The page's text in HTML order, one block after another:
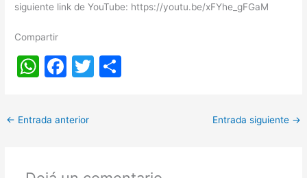
siguiente link de YouTube: https://youtu.be/xFYhe_gFGaM
Compartir
W
at
s
F
c
e
T
← Entrada anterior Entrada siguiente →